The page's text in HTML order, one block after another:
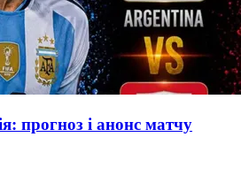
прогноз і анонс матчу